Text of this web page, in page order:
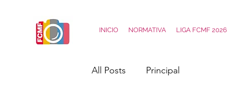
INICIO NORMATIVA LIGA FCMF 2026
All Posts Principal